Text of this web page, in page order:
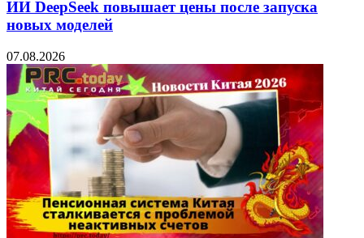
ИИ DeepSeek повышает цены после запуска
новых моделей
07.08.2026